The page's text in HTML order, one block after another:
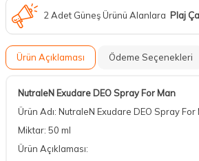
2 Adet Güneş Ürünü Alanlara Plaj
Ürün Açıklaması Ödeme Seçenekleri
NutraleN Exudare DEO Spray For Man
Ürün Adı: NutraleN Exudare DEO Spray For
Miktar: 50 ml
Ürün Açıklaması: